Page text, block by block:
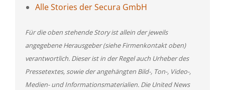
Alle Stories der Secura GmbH
Für die oben stehende Story ist allein der jeweils
angegebene Herausgeber (siehe Firmenkontakt oben)
verantwortlich. Dieser ist in der Regel auch Urheber des
Pressetextes, sowie der angehängten Bild-, Ton-, Video-,
Medien- und Informationsmaterialien. Die United News